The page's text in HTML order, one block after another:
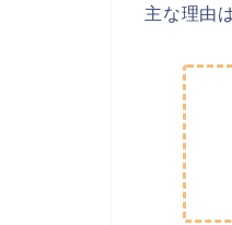
主な理由